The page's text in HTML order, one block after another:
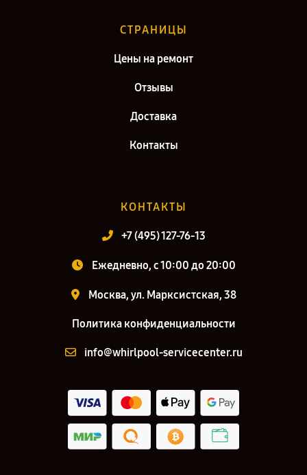
СТРАНИЦЫ
Цены на ремонт
Отзывы
Доставка
Контакты
КОНТАКТЫ
+7 (495) 127-76-13
Ежедневно, с 10:00 до 20:00
Москва, ул. Марксистская, 38
Политика конфиденциальности
info@whirlpool-servicecenter.ru